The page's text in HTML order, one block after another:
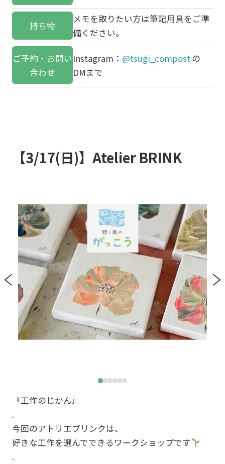
持ち物
メモを取りたい方は筆記用具をご準
備ください。
ご予約・お問い
合わせ
Instagram： @tsugi_compost の
DMまで
【3/17(日)】Atelier BRINK
『工作のじかん』
.
今回のアトリエブリンクは、
好きな工作を選んでできるワークショップです
.